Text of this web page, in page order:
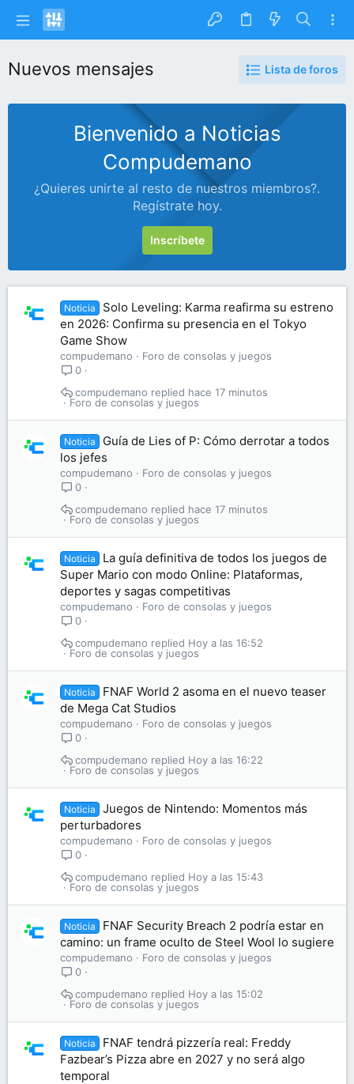
Nuevos mensajes Lista de foros
Bienvenido a Noticias
Compudemano
¿Quieres unirte al resto de nuestros miembros?.
Regístrate hoy.
Inscríbete
Noticia
Solo Leveling: Karma reafirma su estreno
en 2026: Confirma su presencia en el Tokyo
Game Show
compudemano
Foro de consolas y juegos
0
Foro de consolas y juegos
hace 17 minutos
compudemano
Noticia
Guía de Lies of P: Cómo derrotar a todos
los jefes
compudemano
Foro de consolas y juegos
0
Foro de consolas y juegos
hace 17 minutos
compudemano
Noticia
La guía definitiva de todos los juegos de
Super Mario con modo Online: Plataformas,
deportes y sagas competitivas
compudemano
Foro de consolas y juegos
0
Foro de consolas y juegos
Hoy a las 16:52
compudemano
Noticia
FNAF World 2 asoma en el nuevo teaser
de Mega Cat Studios
compudemano
Foro de consolas y juegos
0
Foro de consolas y juegos
Hoy a las 16:22
compudemano
Noticia
Juegos de Nintendo: Momentos más
perturbadores
compudemano
Foro de consolas y juegos
0
Foro de consolas y juegos
Hoy a las 15:43
compudemano
Noticia
FNAF Security Breach 2 podría estar en
camino: un frame oculto de Steel Wool lo sugiere
compudemano
Foro de consolas y juegos
0
Foro de consolas y juegos
Hoy a las 15:02
compudemano
Noticia
FNAF tendrá pizzería real: Freddy
Fazbear’s Pizza abre en 2027 y no será algo
temporal